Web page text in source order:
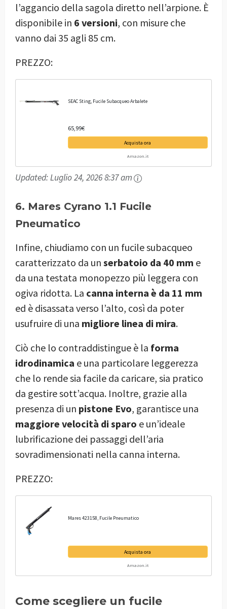
l’aggancio della sagola diretto nell’arpione. È
disponibile in 6 versioni, con misure che
vanno dai 35 agli 85 cm.
PREZZO:
SEAC Sting, Fucile Subacqueo Arbalete
65,99€
Acquista ora
Amazon.it
Updated:Luglio 24, 2026 8:37 am
6. Mares Cyrano 1.1 Fucile
Pneumatico
Infine, chiudiamo con un fucile subacqueo
caratterizzato da un serbatoio da 40 mm e
da una testata monopezzo più leggera con
ogiva ridotta. La canna interna è da 11 mm
ed è disassata verso l’alto, così da poter
usufruire di una migliore linea di mira.
Ciò che lo contraddistingue è la forma
idrodinamica e una particolare leggerezza
che lo rende sia facile da caricare, sia pratico
da gestire sott’acqua. Inoltre, grazie alla
presenza di un pistone Evo, garantisce una
maggiore velocità di sparo e un’ideale
lubrificazione dei passaggi dell’aria
sovradimensionati nella canna interna.
PREZZO:
Mares 423158, Fucile Pneumatico
Acquista ora
Amazon.it
Come scegliere un fucile